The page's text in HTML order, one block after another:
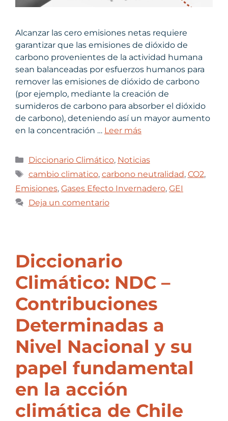
Alcanzar las cero emisiones netas requiere
garantizar que las emisiones de dióxido de
carbono provenientes de la actividad humana
sean balanceadas por esfuerzos humanos para
remover las emisiones de dióxido de carbono
(por ejemplo, mediante la creación de
sumideros de carbono para absorber el dióxido
de carbono), deteniendo así un mayor aumento
en la concentración … Leer más
Diccionario Climático, Noticias
cambio climatico, carbono neutralidad, CO2,
Emisiones, Gases Efecto Invernadero, GEI
Deja un comentario
Diccionario
Climático: NDC –
Contribuciones
Determinadas a
Nivel Nacional y su
papel fundamental
en la acción
climática de Chile